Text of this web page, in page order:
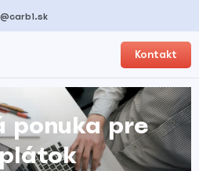
Kontakt
ponuka pre